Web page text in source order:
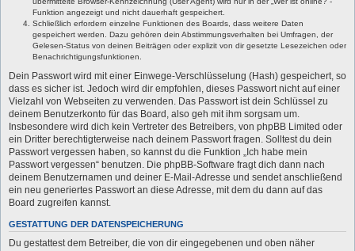
Funktion angezeigt und nicht dauerhaft gespeichert.
Schließlich erfordern einzelne Funktionen des Boards, dass weitere Daten
gespeichert werden. Dazu gehören dein Abstimmungsverhalten bei Umfragen, der
Gelesen-Status von deinen Beiträgen oder explizit von dir gesetzte Lesezeichen oder
Benachrichtigungsfunktionen.
Dein Passwort wird mit einer Einwege-Verschlüsselung (Hash) gespeichert, so
dass es sicher ist. Jedoch wird dir empfohlen, dieses Passwort nicht auf einer
Vielzahl von Webseiten zu verwenden. Das Passwort ist dein Schlüssel zu
deinem Benutzerkonto für das Board, also geh mit ihm sorgsam um.
Insbesondere wird dich kein Vertreter des Betreibers, von phpBB Limited oder
ein Dritter berechtigterweise nach deinem Passwort fragen. Solltest du dein
Passwort vergessen haben, so kannst du die Funktion „Ich habe mein
Passwort vergessen“ benutzen. Die phpBB-Software fragt dich dann nach
deinem Benutzernamen und deiner E-Mail-Adresse und sendet anschließend
ein neu generiertes Passwort an diese Adresse, mit dem du dann auf das
Board zugreifen kannst.
GESTATTUNG DER DATENSPEICHERUNG
Du gestattest dem Betreiber, die von dir eingegebenen und oben näher